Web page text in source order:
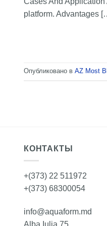
platform. Advantages
Опубликовано в AZ Most
КОНТАКТЫ
+(373) 22 511972
+(373) 68300054
info@aquaform.md